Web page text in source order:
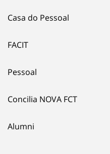
Casa do Pessoal
FACIT
Pessoal
Concilia NOVA FCT
Alumni